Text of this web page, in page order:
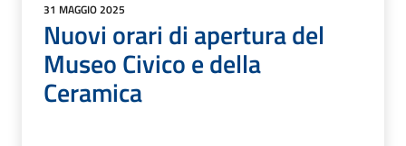
31 MAGGIO 2025
Nuovi orari di apertura del
Museo Civico e della
Ceramica